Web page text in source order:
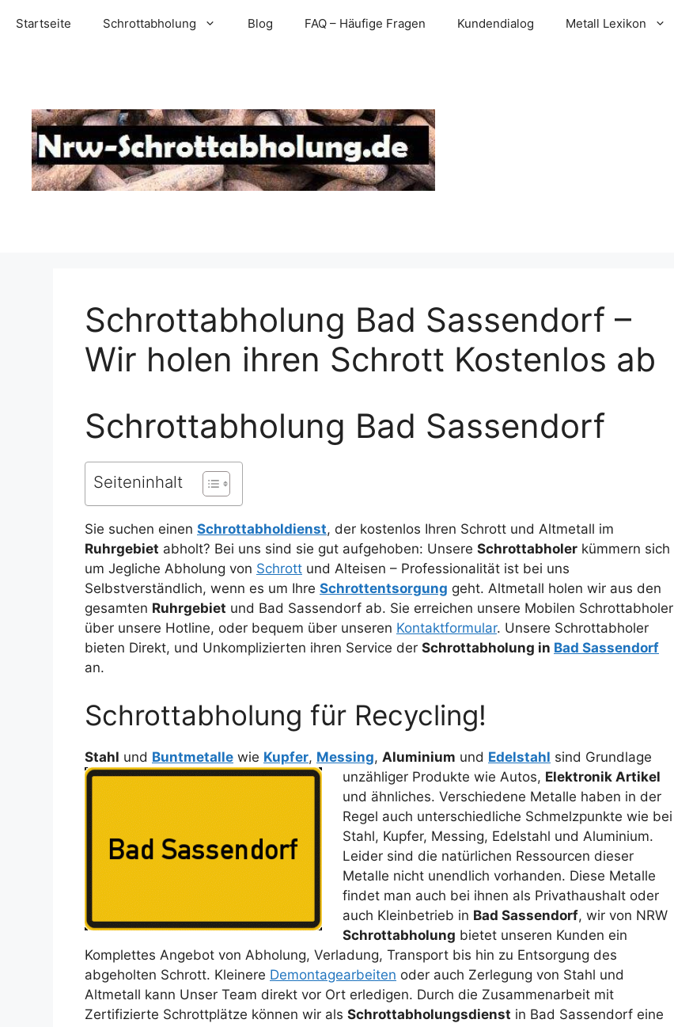
InhaltStartseite Schrottabholung Blog FAQ – Häufige Fragen Kundendialog Metall Lexikon
Schrottabholung Bad Sassendorf –
Wir holen ihren Schrott Kostenlos ab
Schrottabholung Bad Sassendorf
Seiteninhalt
Sie suchen einen Schrottabholdienst, der kostenlos Ihren Schrott und Altmetall im
Ruhrgebiet abholt? Bei uns sind sie gut aufgehoben: Unsere Schrottabholer kümmern sich
um Jegliche Abholung von Schrott und Alteisen – Professionalität ist bei uns
Selbstverständlich, wenn es um Ihre Schrottentsorgung geht. Altmetall holen wir aus den
gesamten Ruhrgebiet und Bad Sassendorf ab. Sie erreichen unsere Mobilen Schrottabholer
über unsere Hotline, oder bequem über unseren Kontaktformular. Unsere Schrottabholer
bieten Direkt, und Unkomplizierten ihren Service der Schrottabholung in Bad Sassendorf
an.
Schrottabholung für Recycling!
Stahl und Buntmetalle wie Kupfer, Messing, Aluminium und Edelstahl sind Grundlage
unzähliger Produkte wie Autos, Elektronik Artikel
und ähnliches. Verschiedene Metalle haben in der
Regel auch unterschiedliche Schmelzpunkte wie bei
Stahl, Kupfer, Messing, Edelstahl und Aluminium.
Leider sind die natürlichen Ressourcen dieser
Metalle nicht unendlich vorhanden. Diese Metalle
findet man auch bei ihnen als Privathaushalt oder
auch Kleinbetrieb in Bad Sassendorf, wir von NRW
Schrottabholung bietet unseren Kunden ein
Komplettes Angebot von Abholung, Verladung, Transport bis hin zu Entsorgung des
abgeholten Schrott. Kleinere Demontagearbeiten oder auch Zerlegung von Stahl und
Altmetall kann Unser Team direkt vor Ort erledigen. Durch die Zusammenarbeit mit
Zertifizierte Schrottplätze können wir als Schrottabholungsdienst in Bad Sassendorf eine